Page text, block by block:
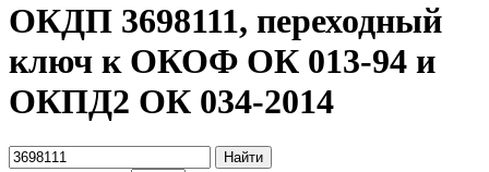
ОКДП 3698111, переходный
ключ к ОКОФ ОК 013-94 и
ОКПД2 ОК 034-2014
Найти